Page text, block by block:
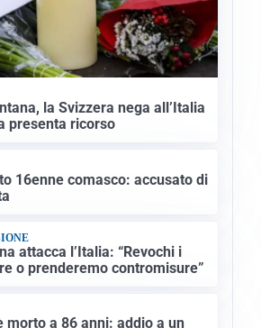
la Svizzera nega all’Italia
presenta ricorso
16enne comasco: accusato di
attacca l’Italia: “Revochi i
o prenderemo contromisure”
morto a 86 anni: addio a un